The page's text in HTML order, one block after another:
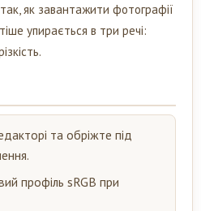
як завантажити фотографії
упирається в три речі:
та обріжте під
профіль sRGB при